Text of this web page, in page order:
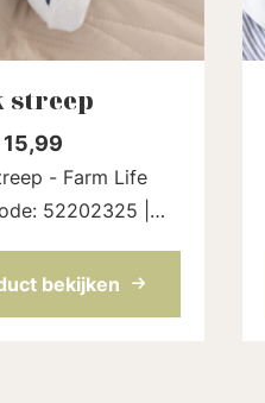
streep
- Farm Life
52202325 |
bekijken